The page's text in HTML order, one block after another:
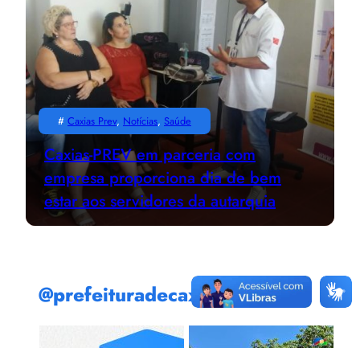
# Caxias Prev, Notícias, Saúde
Caxias-PREV em parceria com
empresa proporciona dia de bem
estar aos servidores da autarquia
@prefeituradecaxias